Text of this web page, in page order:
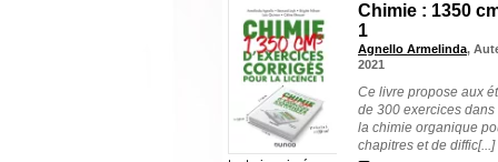
Chimie : 1350
1
Agnello Armelinda,
2021
Ce livre propose aux
de 300 exercices
la chimie organique
chapitres et de diffic[...]